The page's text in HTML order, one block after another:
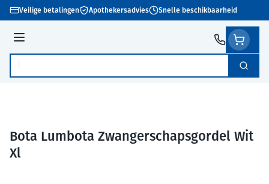
Ga naar de inhoud
Veilige betalingen Apothekersadvies Snelle beschikbaarheid
Menu
Product, merk, categorie... Zoek
Bota Lumbota Zwangerschapsgordel Wit
Xl